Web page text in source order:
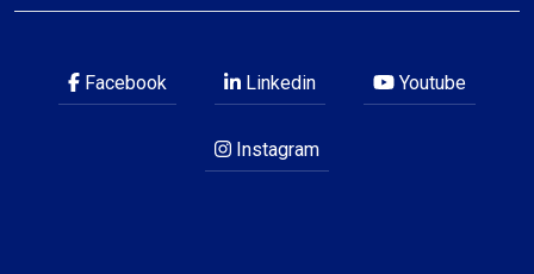
Facebook Linkedin Youtube
Instagram